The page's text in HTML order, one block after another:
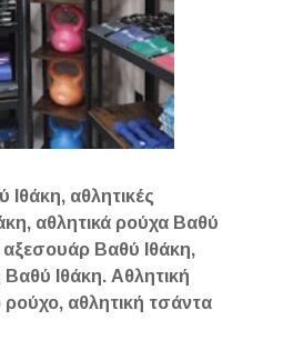
Ιθάκη, αθλητικές
αθλητικά ρούχα Βαθύ
αξεσουάρ Βαθύ Ιθάκη,
Βαθύ Ιθάκη. Αθλητική
ρούχο, αθλητική τσάντα